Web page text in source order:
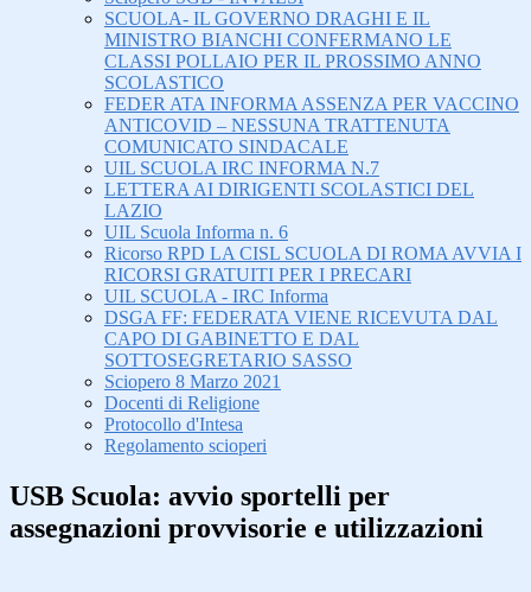
SCUOLA- IL GOVERNO DRAGHI E IL
MINISTRO BIANCHI CONFERMANO LE
CLASSI POLLAIO PER IL PROSSIMO ANNO
SCOLASTICO
FEDER ATA INFORMA ASSENZA PER VACCINO
ANTICOVID – NESSUNA TRATTENUTA
COMUNICATO SINDACALE
UIL SCUOLA IRC INFORMA N.7
LETTERA AI DIRIGENTI SCOLASTICI DEL
LAZIO
UIL Scuola Informa n. 6
Ricorso RPD LA CISL SCUOLA DI ROMA AVVIA I
RICORSI GRATUITI PER I PRECARI
UIL SCUOLA - IRC Informa
DSGA FF: FEDERATA VIENE RICEVUTA DAL
CAPO DI GABINETTO E DAL
SOTTOSEGRETARIO SASSO
Sciopero 8 Marzo 2021
Docenti di Religione
Protocollo d'Intesa
Regolamento scioperi
USB Scuola: avvio sportelli per
assegnazioni provvisorie e utilizzazioni